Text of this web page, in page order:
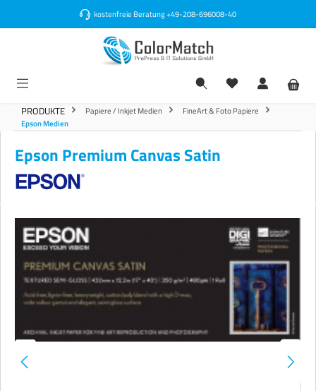
kostenfreie Beratung+49-208-696008-40
PRODUKTE Papiere / Inkjet Medien
FineArt & Foto Papiere
Epson Medien
Epson Premium Canvas Satin
Bildergalerie überspringen